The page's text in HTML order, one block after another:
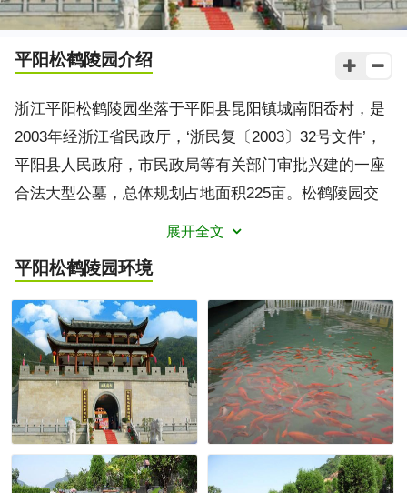
平阳松鹤陵园介绍
浙江平阳松鹤陵园坐落于平阳县昆阳镇城南阳岙村，是
2003年经浙江省民政厅，‘浙民复〔2003〕32号文件’，
平阳县人民政府，市民政局等有关部门审批兴建的一座
合法大型公墓，总体规划占地面积225亩。松鹤陵园交
通十分便利,距平阳县城3公里，沿老（104）国道至阳岙
段据史实记载明代有一位江西姓廖的地理仙路过此山，
称赞此山地理格局是绝佳的福地，被柴夫听到，那柴夫
择此福地，安置先父的遗骨，此后他下代出了状元后任
军师，此山被后人称为‘军师山’，其地理格局具备龙，
砂，穴，向，水，五大之因条件组成福地，其背依军师
山，山势雄伟，面向平阳金鸡山外案，内局左青龙抱
案，右白虎瑞祥，三面环山，视野广阔，清新宁静，溪
水由东流向西汇聚中凭添灵气，山水相伴，被行家喻为
展开全文
平阳松鹤陵园环境